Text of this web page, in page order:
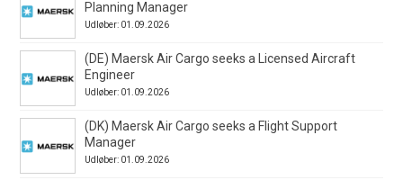
Planning Manager
Udløber: 01.09.2026
(DE) Maersk Air Cargo seeks a Licensed Aircraft
Engineer
Udløber: 01.09.2026
(DK) Maersk Air Cargo seeks a Flight Support
Manager
Udløber: 01.09.2026